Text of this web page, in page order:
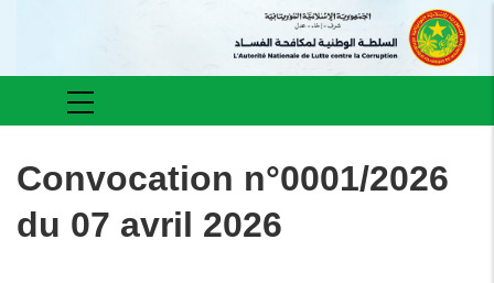
Main
navigation
Convocation n°0001/2026
du 07 avril 2026